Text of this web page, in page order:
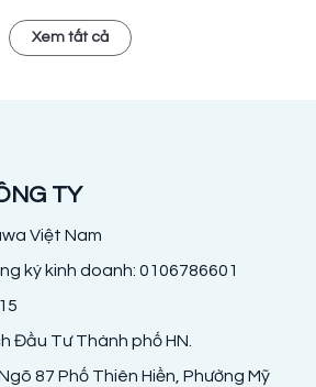
Xem tất cả
TY
Việt Nam
ký kinh doanh: 0106786601
Đầu Tư Thành phố HN.
87 Phố Thiên Hiền, Phường Mỹ